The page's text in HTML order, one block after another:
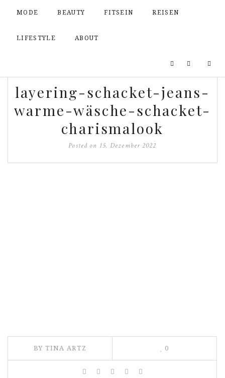
MODE BEAUTY FITSEIN REISEN
LIFESTYLE ABOUT
layering-schacket-jeans-
warme-wäsche-schacket-
charismalook
Posted on 15. Dezember 2022
BY TINA ARTZ 0